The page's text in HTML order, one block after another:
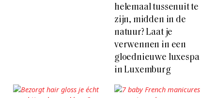
helemaal tussenuit te
zijn, midden in de
natuur? Laat je
verwennen in een
gloednieuwe luxespa
in Luxemburg